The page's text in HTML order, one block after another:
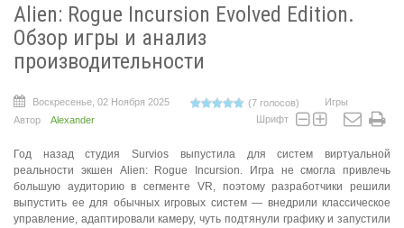
Alien: Rogue Incursion Evolved Edition.
Обзор игры и анализ
производительности
Воскресенье, 02 Ноября 2025 (7 голосов)
Игры
Автор
Alexander Шрифт
Год назад студия Survios выпустила для систем виртуальной
реальности экшен Alien: Rogue Incursion. Игра не смогла привлечь
большую аудиторию в сегменте VR, поэтому разработчики решили
выпустить ее для обычных игровых систем — внедрили классическое
управление, адаптировали камеру, чуть подтянули графику и запустили